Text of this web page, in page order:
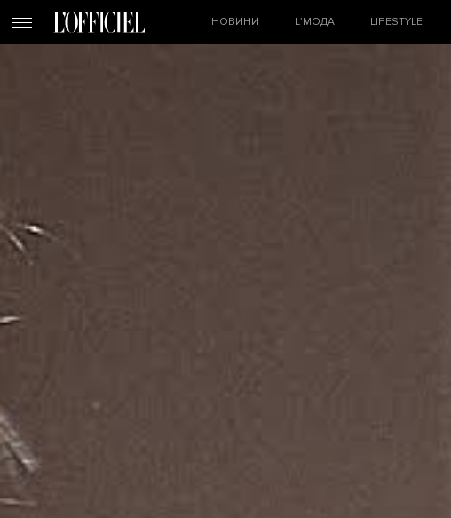
НОВИНИ L’МОДА LIFESTYLE